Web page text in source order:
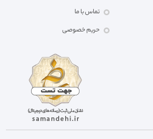
تماس با ما
حریم خصوصی